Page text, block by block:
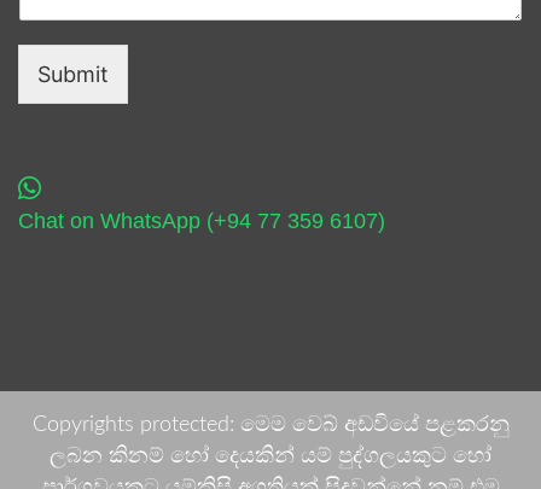
Submit
Chat on WhatsApp (+94 77 359 6107)
Copyrights protected: මෙම වෙබ් අඩවියේ පළකරනු
ලබන කිනම් හෝ දෙයකින් යම් පුද්ගලයකුට හෝ